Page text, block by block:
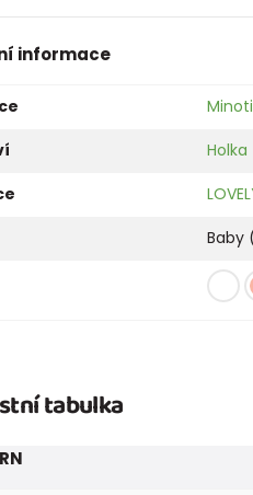
informace
Minoti
Holka
Baby
tabulka